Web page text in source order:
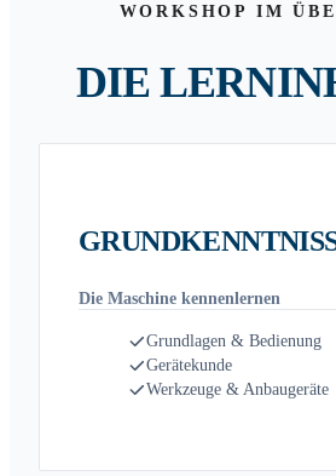
WORKSHOP IM
DIE
Die Maschine kennenlernen
Grundlagen & Bedienung
Gerätekunde
Werkzeuge & Anbaugeräte